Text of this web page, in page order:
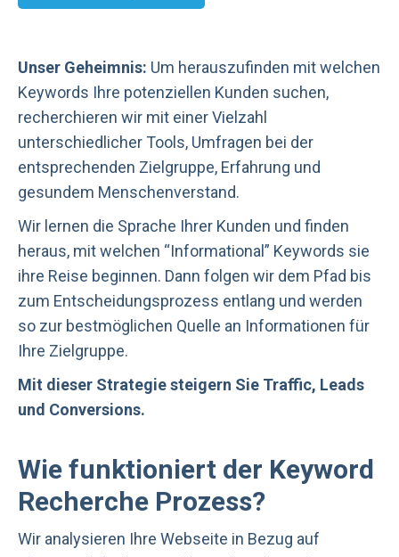
Unser Geheimnis: Um herauszufinden mit welchen
Keywords Ihre potenziellen Kunden suchen,
recherchieren wir mit einer Vielzahl
unterschiedlicher Tools, Umfragen bei der
entsprechenden Zielgruppe, Erfahrung und
gesundem Menschenverstand.
Wir lernen die Sprache Ihrer Kunden und finden
heraus, mit welchen “Informational” Keywords sie
ihre Reise beginnen. Dann folgen wir dem Pfad bis
zum Entscheidungsprozess entlang und werden
so zur bestmöglichen Quelle an Informationen für
Ihre Zielgruppe.
Mit dieser Strategie steigern Sie Traffic, Leads
und Conversions.
Wie funktioniert der Keyword
Recherche Prozess?
Wir analysieren Ihre Webseite in Bezug auf